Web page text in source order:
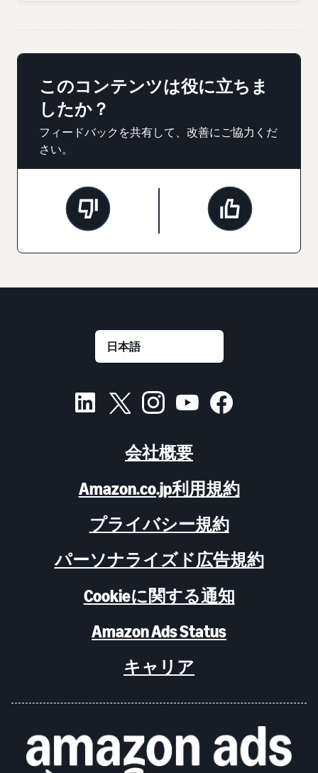
このコンテンツは役に立ちま
したか？
フィードバックを共有して、改善にご協力くだ
さい。
会社概要
Amazon.co.jp利用規約
プライバシー規約
パーソナライズド広告規約
Cookieに関する通知
Amazon Ads Status
キャリア